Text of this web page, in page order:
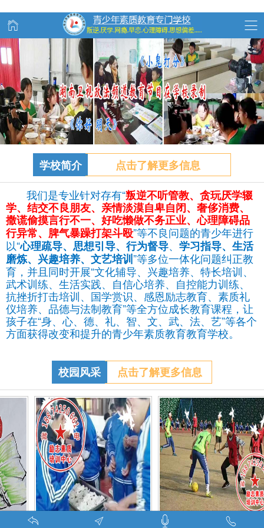
学校简介
点击了解更多信息
我们是专业针对存有“叛逆不听管教、 贪玩厌学辍
学、结交不良朋友、亲情淡漠自卑自闭、奢侈消费、
撒谎偷摸言行不一、好吃懒做不务正业、心理障碍品
行异常、脾气暴躁打架斗殴”等不良问题的青少年进行
以“心理疏导、思想引导、行为督导、 学习指导、生活
磨炼、兴趣培养、文艺培训”等多位一体化问题纠正教
育，并且同时开展“文化辅导、兴趣培养、特长培训、
武术训练、生活实践、自信心培养、自控能力训练、
抗挫折打击培训、国学赏识、感恩励志教育、素质礼
仪培养、品德与法制教育”等全方位成长教育课程，让
孩子在“身、心、德、礼、智、文、武、法、艺”等各个
方面获得改变和提升的青少年素质教育教育学校。
校园风采 点击了解更多信息